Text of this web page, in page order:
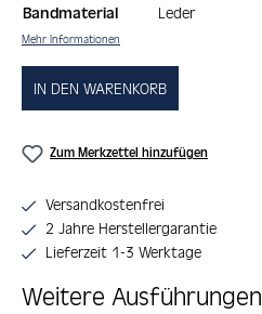
Bandmaterial
Leder
Mehr Informationen
IN DEN WARENKORB
Zum Merkzettel hinzufügen
Versandkostenfrei
2 Jahre Herstellergarantie
Lieferzeit 1-3 Werktage
Weitere Ausführungen